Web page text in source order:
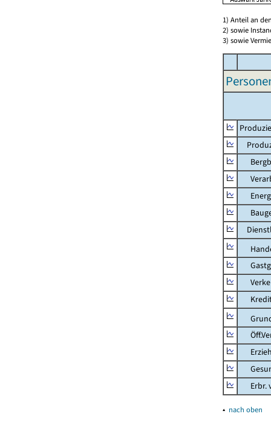
1) Anteil an
2) sowie
3) sowie
Erbr.
▴ nach oben